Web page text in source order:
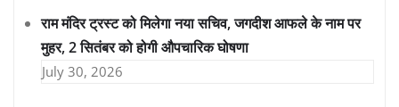
राम मंदिर ट्रस्ट को मिलेगा नया सचिव, जगदीश आफले के नाम पर
मुहर, 2 सितंबर को होगी औपचारिक घोषणा
July 30, 2026